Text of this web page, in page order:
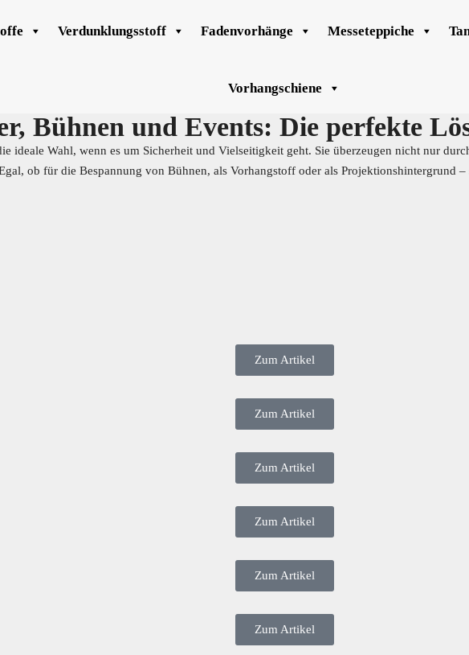
Verdunklungsstoff Fadenvorhänge Messeteppiche
Vorhangschiene
Bühnen und Events: Die perfekte
ideale Wahl, wenn es um Sicherheit und Vielseitigkeit geht. Sie überzeugen nicht nur
ob für die Bespannung von Bühnen, als Vorhangstoff oder als Projektionshintergrund
Zum Artikel
Zum Artikel
Zum Artikel
Zum Artikel
Zum Artikel
Zum Artikel